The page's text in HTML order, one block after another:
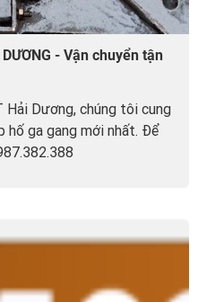
- Vận chuyển tận
Hải Dương, chúng tôi cung
hố ga gang mới nhất. Để